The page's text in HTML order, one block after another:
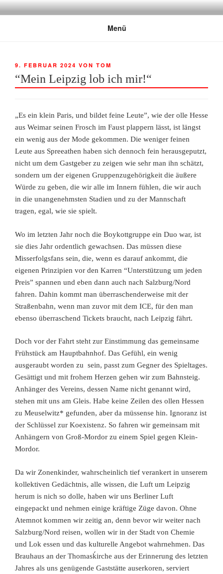
Zum
InhaltGRENZENLOS EISERN
Fanclub für Respekt und Toleranz im Stadion
Menü
VERÖFFENTLICHT
AM
9. FEBRUAR 2024 VON TOM
“Mein Leipzig lob ich mir!“
„Es ein klein Paris, und bildet feine Leute”, wie der olle Hesse
aus Weimar seinen Frosch im Faust plappern lässt, ist längst
ein wenig aus der Mode gekommen. Die weniger feinen
Leute aus Spreeathen haben sich dennoch fein herausgeputzt,
nicht um dem Gastgeber zu zeigen wie sehr man ihn schätzt,
sondern um der eigenen Gruppenzugehörigkeit die äußere
Würde zu geben, die wir alle im Innern fühlen, die wir auch
in die unangenehmsten Stadien und zu der Mannschaft
tragen, egal, wie sie spielt.
Wo im letzten Jahr noch die Boykottgruppe ein Duo war, ist
sie dies Jahr ordentlich gewachsen. Das müssen diese
Misserfolgsfans sein, die, wenn es darauf ankommt, die
eigenen Prinzipien vor den Karren “Unterstützung um jeden
Preis” spannen und eben dann auch nach Salzburg/Nord
fahren. Dahin kommt man überraschenderweise mit der
Straßenbahn, wenn man zuvor mit dem ICE, für den man
ebenso überraschend Tickets braucht, nach Leipzig fährt.
Doch vor der Fahrt steht zur Einstimmung das gemeinsame
Frühstück am Hauptbahnhof. Das Gefühl, ein wenig
ausgeraubt worden zu sein, passt zum Gegner des Spieltages.
Gesättigt und mit frohem Herzen gehen wir zum Bahnsteig.
Anhänger des Vereins, dessen Name nicht genannt wird,
stehen mit uns am Gleis. Habe keine Zeilen des ollen Hessen
zu Meuselwitz* gefunden, aber da müssense hin. Ignoranz ist
der Schlüssel zur Koexistenz. So fahren wir gemeinsam mit
Anhängern von Groß-Mordor zu einem Spiel gegen Klein-
Mordor.
Da wir Zonenkinder, wahrscheinlich tief verankert in unserem
kollektiven Gedächtnis, alle wissen, die Luft um Leipzig
herum is nich so dolle, haben wir uns Berliner Luft
eingepackt und nehmen einige kräftige Züge davon. Ohne
Atemnot kommen wir zeitig an, denn bevor wir weiter nach
Salzburg/Nord reisen, wollen wir in der Stadt von Chemie
und Lok essen und das kulturelle Angebot wahrnehmen. Das
Brauhaus an der Thomasḱirche aus der Erinnerung des letzten
Jahres als uns genügende Gaststätte auserkoren, serviert